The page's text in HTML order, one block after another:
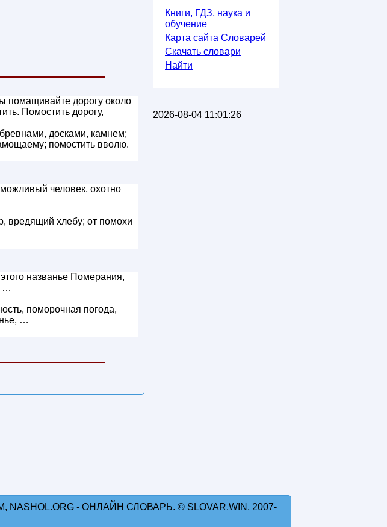
помащивайте дорогу около
Помостить дорогу,
досками, камнем;
помостить вволю.
человек, охотно
вредящий хлебу; от помохи
названье Померания,
…
поморочная погода,
…
Книги, ГДЗ, наука и
обучение
Карта сайта Словарей
Скачать словари
Найти
2026-08-04 11:01:26
NASHOL.ORG - ОНЛАЙН СЛОВАРЬ. © SLOVAR.WIN, 2007-